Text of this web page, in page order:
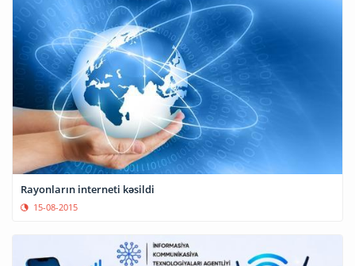
Rayonların interneti kəsildi
15-08-2015